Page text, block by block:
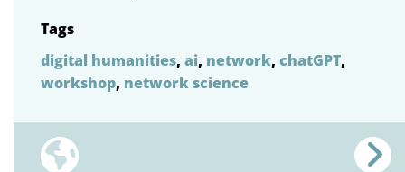
Tags
digital humanities, ai, network, chatGPT,
workshop, network science